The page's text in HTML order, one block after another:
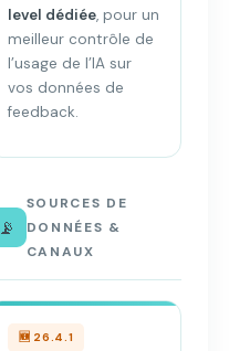
level dédiée, pour un
meilleur contrôle de
l’usage de l’IA sur
vos données de
feedback.
📡
SOURCES DE
DONNÉES &
CANAUX
🆕 26.4.1